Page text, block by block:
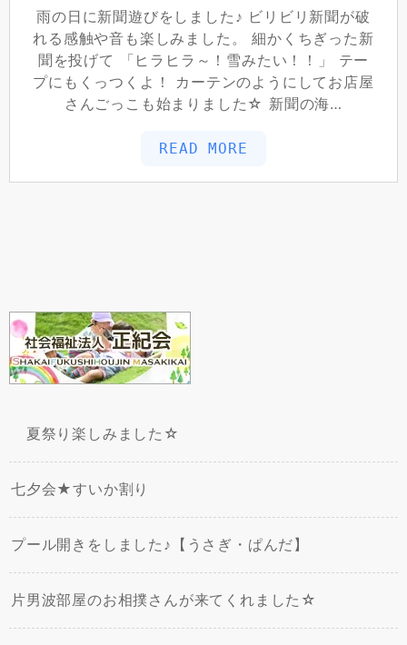
雨の日に新聞遊びをしました♪ ビリビリ新聞が破
れる感触や音も楽しみました。 細かくちぎった新
聞を投げて 「ヒラヒラ～！雪みたい！！」 テー
プにもくっつくよ！ カーテンのようにしてお店屋
さんごっこも始まりました☆ 新聞の海…
READ MORE
夏祭り楽しみました☆
七夕会★すいか割り
プール開きをしました♪【うさぎ・ぱんだ】
片男波部屋のお相撲さんが来てくれました☆